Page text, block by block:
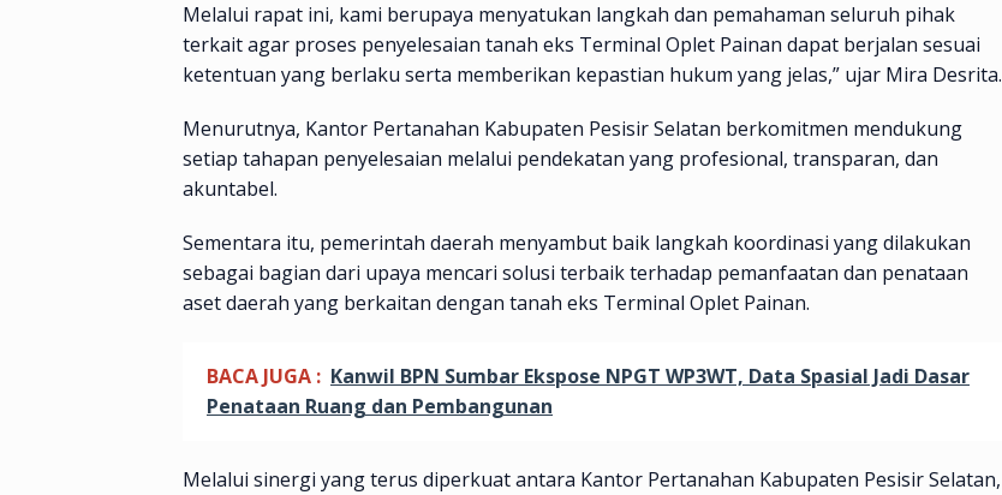
Melalui rapat ini, kami berupaya menyatukan langkah dan pemahaman seluruh pihak
terkait agar proses penyelesaian tanah eks Terminal Oplet Painan dapat berjalan sesuai
ketentuan yang berlaku serta memberikan kepastian hukum yang jelas,” ujar Mira Desrita.
Menurutnya, Kantor Pertanahan Kabupaten Pesisir Selatan berkomitmen mendukung
setiap tahapan penyelesaian melalui pendekatan yang profesional, transparan, dan
akuntabel.
Sementara itu, pemerintah daerah menyambut baik langkah koordinasi yang dilakukan
sebagai bagian dari upaya mencari solusi terbaik terhadap pemanfaatan dan penataan
aset daerah yang berkaitan dengan tanah eks Terminal Oplet Painan.
BACA JUGA : Kanwil BPN Sumbar Ekspose NPGT WP3WT, Data Spasial Jadi Dasar
Penataan Ruang dan Pembangunan
Melalui sinergi yang terus diperkuat antara Kantor Pertanahan Kabupaten Pesisir Selatan,